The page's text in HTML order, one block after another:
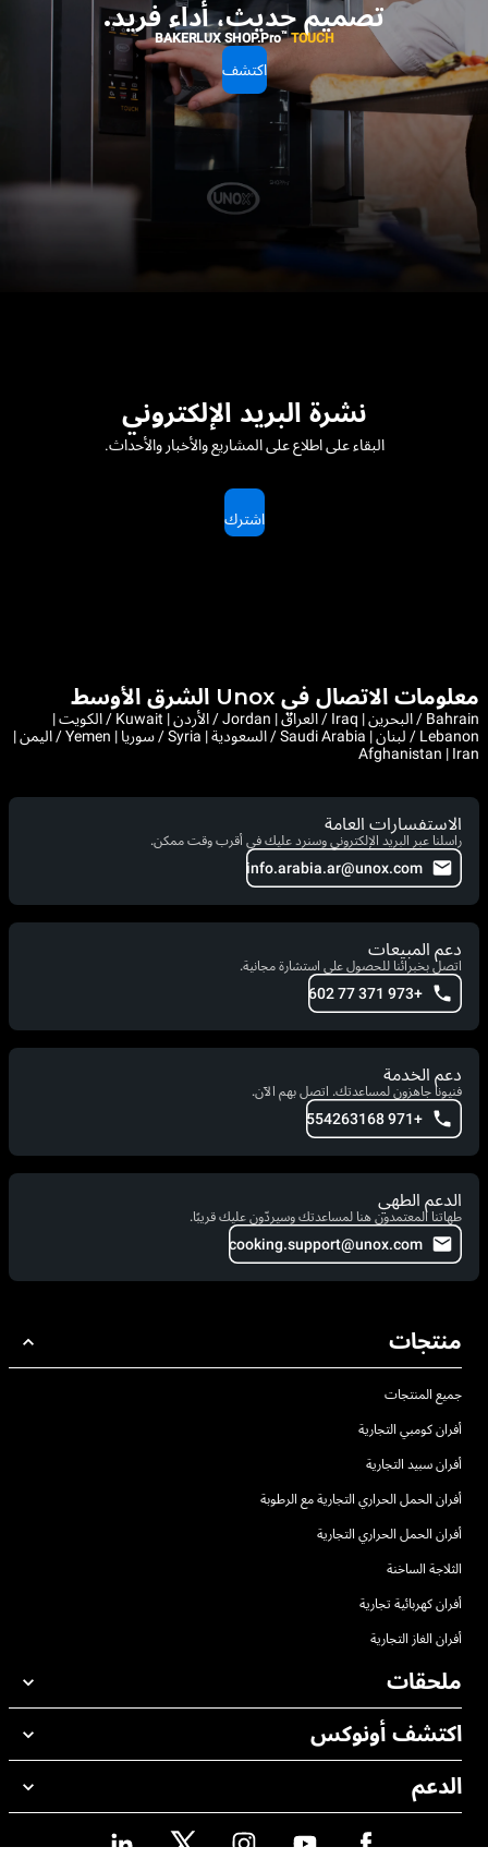
تصميم حديث، أداء فريد.
BAKERLUX SHOP.Pro™ TOUCH
اكتشف
نشرة البريد الإلكتروني
البقاء على اطلاع على المشاريع والأخبار والأحداث.
اشترك
معلومات الاتصال في Unox الشرق الأوسط
Bahrain / البحرين | Iraq / العراق | Jordan / الأردن | Kuwait / الكويت |
Lebanon / لبنان | Saudi Arabia / السعودية | Syria / سوريا | Yemen / اليمن |
Afghanistan | Iran
الاستفسارات العامة
راسلنا عبر البريد الإلكتروني وسنرد عليك في أقرب وقت ممكن.
info.arabia.ar@unox.com
دعم المبيعات
اتصل بخبرائنا للحصول على استشارة مجانية.
+973 371 77 602
دعم الخدمة
فنيونا جاهزون لمساعدتك. اتصل بهم الآن.
+971 554263168
الدعم الطهي
طهاتنا المعتمدون هنا لمساعدتك وسيردّون عليك قريبًا.
cooking.support@unox.com
منتجات
جميع المنتجات
أفران كومبي التجارية
أفران سبيد التجارية
أفران الحمل الحراري التجارية مع الرطوبة
أفران الحمل الحراري التجارية
الثلاجة الساخنة
أفران كهربائية تجارية
أفران الغاز التجارية
ملحقات
جميع الملحقات
منظفات الغسيل اليدوي
معالجة المياه باستخدام المرشحات
اكتشف أونوكس
مكاتبنا حول العالم
الدعم